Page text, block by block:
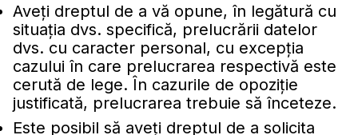
Aveţi dreptul de a vă opune, în legătură cu
situaţia dvs. specifică, prelucrării datelor
dvs. cu caracter personal, cu excepţia
cazului în care prelucrarea respectivă este
cerută de lege. În cazurile de opoziţie
justificată, prelucrarea trebuie să înceteze.
Este posibil să aveţi dreptul de a solicita